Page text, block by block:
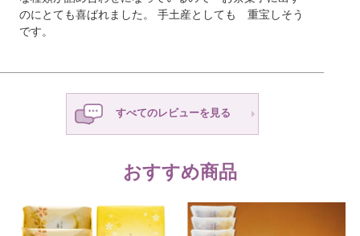
のにとても喜ばれました。 手土産としても 重宝しそう
です。
すべてのレビューを見る
おすすめ商品